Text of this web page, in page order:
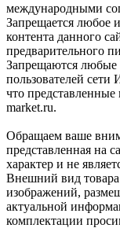
международными
Запрещается любое
контента данного
предварительного
Запрещаются любые
пользователей сети
что
market.ru.
Обращаем ваше
представленная на
характер и не
Внешний вид товара
изображений,
актуальной
комплектации